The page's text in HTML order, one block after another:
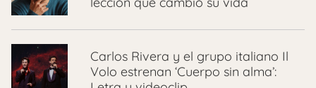
Carlos Rivera y el grupo italiano Il
Volo estrenan ‘Cuerpo sin alma’: